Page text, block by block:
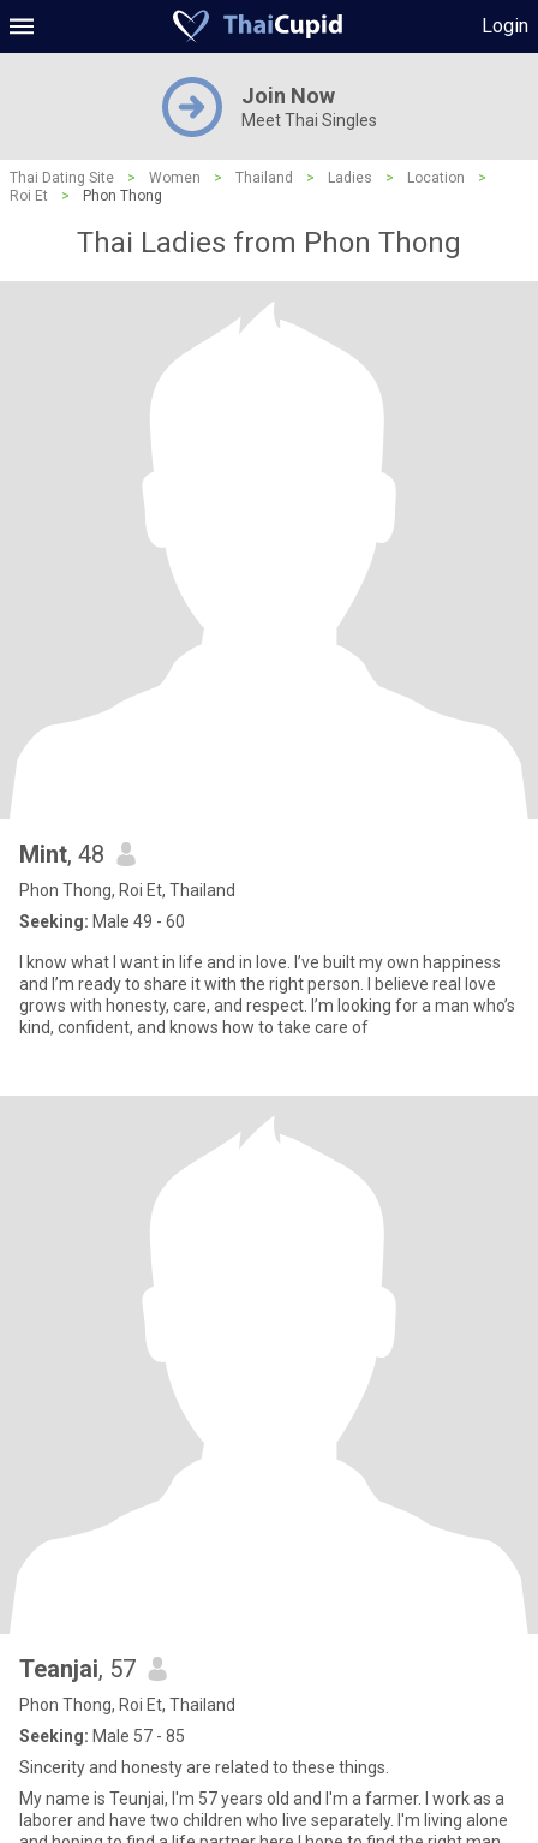
Login
Join Now
Meet Thai Singles
Thai Dating Site > Women > Thailand > Ladies > Location
>
Roi Et
> Phon Thong
Thai Ladies from Phon Thong
Mint, 48
Phon Thong, Roi Et, Thailand
Seeking: Male 49 - 60
I know what I want in life and in love. I’ve built my own happiness
and I’m ready to share it with the right person. I believe real love
grows with honesty, care, and respect. I’m looking for a man who’s
kind, confident, and knows how to take care of
Teanjai, 57
Phon Thong, Roi Et, Thailand
Seeking: Male 57 - 85
Sincerity and honesty are related to these things.
My name is Teunjai, I'm 57 years old and I'm a farmer. I work as a
laborer and have two children who live separately. I'm living alone